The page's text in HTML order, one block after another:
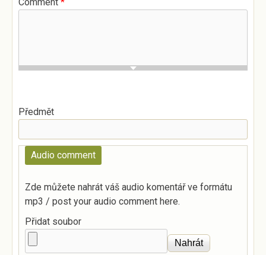
Předmět
Audio comment
Zde můžete nahrát váš audio komentář ve formátu
mp3 / post your audio comment here.
Přidat soubor